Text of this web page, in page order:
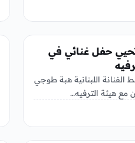
تحيي حفل غنائي في
اللبنانية هبة طوجي
مع هيئة الترفيه…